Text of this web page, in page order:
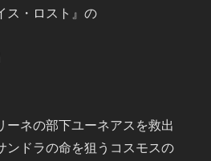
ス・ロスト』の
ーネの部下ユーネアスを救出
ンドラの命を狙うコスモスの